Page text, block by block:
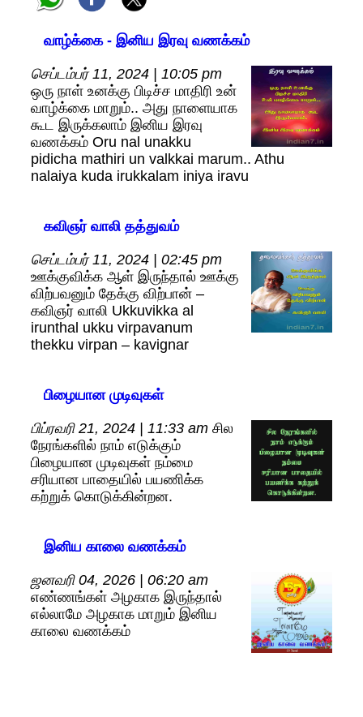
வாழ்க்கை - இனிய இரவு வணக்கம்
செப்டம்பர் 11, 2024 | 10:05 pm
ஒரு நாள் உனக்கு பிடிச்ச மாதிரி உன்
வாழ்க்கை மாறும்.. அது நாளையாக
கூட இருக்கலாம் இனிய இரவு
வணக்கம் Oru nal unakku
pidicha mathiri un valkkai marum.. Athu
nalaiya kuda irukkalam iniya iravu
கவிஞர் வாலி தத்துவம்
செப்டம்பர் 11, 2024 | 02:45 pm
ஊக்குவிக்க ஆள் இருந்தால் ஊக்கு
விற்பவனும் தேக்கு விற்பான் –
கவிஞர் வாலி Ukkuvikka al
irunthal ukku virpavanum
thekku virpan – kavignar
பிழையான முடிவுகள்
பிப்ரவரி 21, 2024 | 11:33 am சில
நேரங்களில் நாம் எடுக்கும்
பிழையான முடிவுகள் நம்மை
சரியான பாதையில் பயணிக்க
கற்றுக் கொடுக்கின்றன.
இனிய காலை வணக்கம்
ஜனவரி 04, 2026 | 06:20 am
எண்ணங்கள் அழகாக இருந்தால்
எல்லாமே அழகாக மாறும் இனிய
காலை வணக்கம்